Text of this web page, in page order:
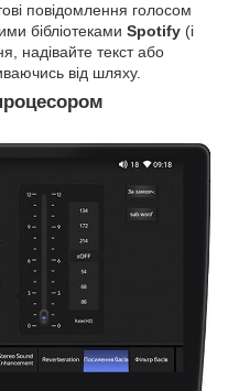
повідомлення голосом
бібліотеками Spotify (і
надівайте текст або
від шляху.